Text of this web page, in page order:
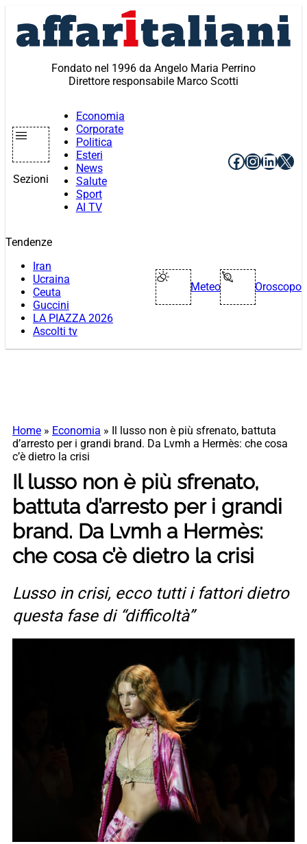
contenuto
Fondato nel 1996 da Angelo Maria Perrino
Direttore responsabile Marco Scotti
Sezioni
Economia
Corporate
Politica
Esteri
News
Salute
Sport
AI TV
Facebook
X
Tendenze
Iran
Ucraina
Ceuta
Guccini
LA PIAZZA 2026
Ascolti tv
Meteo Oroscopo
Home » Economia »
Il lusso non è più sfrenato, battuta
d’arresto per i grandi brand. Da Lvmh a Hermès: che cosa
c’è dietro la crisi
Il lusso non è più sfrenato,
battuta d’arresto per i grandi
brand. Da Lvmh a Hermès:
che cosa c’è dietro la crisi
Lusso in crisi, ecco tutti i fattori dietro
questa fase di “difficoltà”